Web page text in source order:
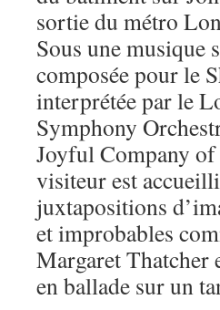
sortie du métro
Sous une musique
composée pour le
interprétée par le
Symphony
Joyful Company of
visiteur est
juxtapositions
et improbables
Margaret Thatcher
en ballade sur un